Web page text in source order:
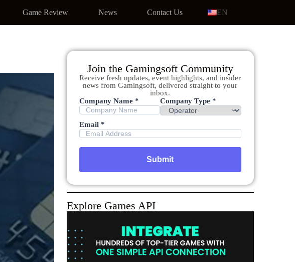
Game Review News Contact Us EN
Join the Gamingsoft Community
Receive fresh updates, event highlights, and insider
news from Gamingsoft, delivered straight to your
inbox.
Company Name *
Company Type *
Email *
Explore Games API